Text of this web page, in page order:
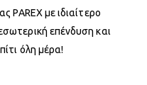
PAREX με ιδιαίτερο
επένδυση και
όλη μέρα!